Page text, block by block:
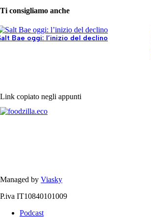
Ti consigliamo anche
Bae oggi: l’inizio del declino
Link copiato negli appunti
Managed by Viasky
P.iva IT10840101009
Podcast